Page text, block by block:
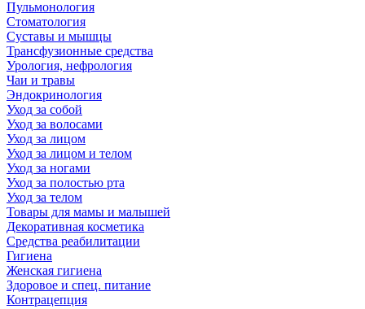
Пульмонология
Стоматология
Суставы и мышцы
Трансфузионные средства
Урология, нефрология
Чаи и травы
Эндокринология
Уход за собой
Уход за волосами
Уход за лицом
Уход за лицом и телом
Уход за ногами
Уход за полостью рта
Уход за телом
Товары для мамы и малышей
Декоративная косметика
Средства реабилитации
Гигиена
Женская гигиена
Здоровое и спец. питание
Контрацепция